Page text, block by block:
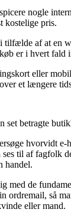
nogle
kostelige pris.
af at en
er i hvert
eller
et længere
set betragte
hvorvidt
til af fagfolk
handel.
med de
ordremail, så
eller mand.